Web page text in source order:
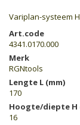
Variplan-systeem
Art.code
4341.0170.000
Merk
RGNtools
Lengte L (mm)
170
Hoogte/diepte H
16